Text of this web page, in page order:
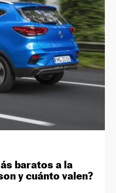
baratos a la
y cuánto valen?